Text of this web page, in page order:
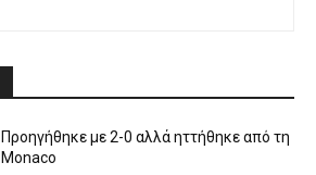
Προηγήθηκε με 2-0 αλλά ηττήθηκε από τη
Monaco